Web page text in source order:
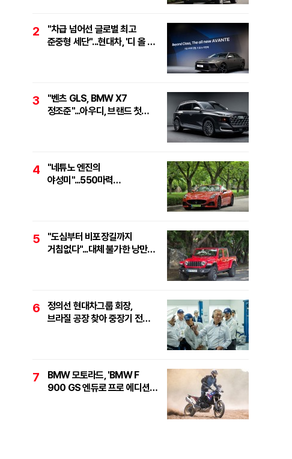
2
"차급 넘어선 글로벌 최고
준중형 세단"...현대차, '디 올 뉴
3
"벤츠 GLS, BMW X7
정조준"...아우디, 브랜드 첫
4
"네튜노 엔진의
야성미"...550마력
5
"도심부터 비포장길까지
거침없다"...대체 불가한 낭만
6
정의선 현대차그룹 회장,
브라질 공장 찾아 중장기 전략
7
BMW 모토라드, 'BMW F
900 GS 엔듀로 프로 에디션'